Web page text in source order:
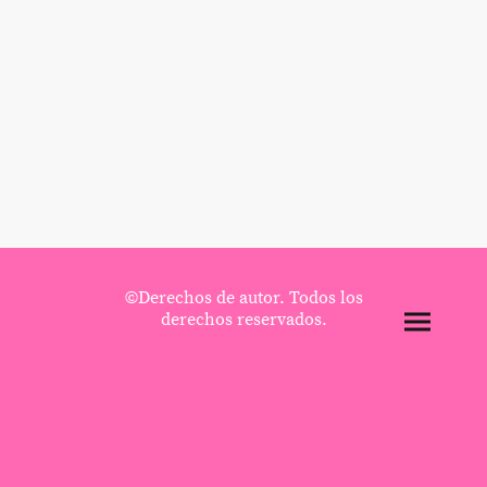
©Derechos de autor. Todos los
derechos reservados.